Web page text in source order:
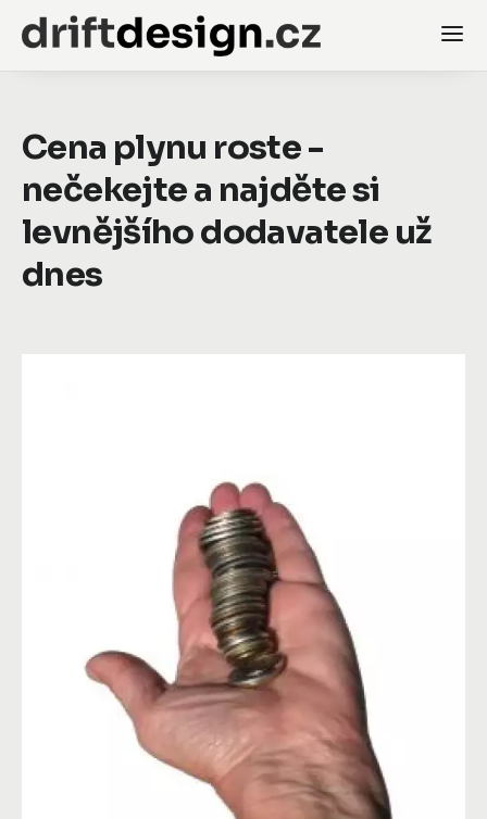
Cena plynu roste -
nečekejte a najděte si
levnějšího dodavatele už
dnes